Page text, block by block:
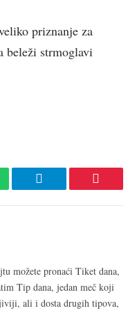
priznanje za
beleži strmoglavi
Telegram
možete pronaći Tiket dana,
Tip dana, jedan meč koji
ali i dosta drugih tipova,